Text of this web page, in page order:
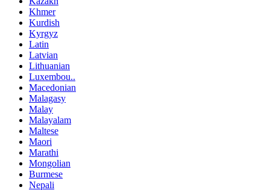
Khmer
Kurdish
Kyrgyz
Latin
Latvian
Lithuanian
Luxembou..
Macedonian
Malagasy
Malay
Malayalam
Maltese
Maori
Marathi
Mongolian
Burmese
Nepali